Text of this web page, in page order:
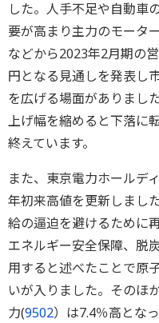
した。人手不足や自動車
要が高まり主力のモータ
などから2023年2月期の
円となる見通しを発表し
を広げる場面がありまし
上げ幅を縮めると下落に
終えています。
また、東京電力ホールデ
年初来高値を更新しまし
給の逼迫を避けるために
エネルギー安全保障、脱
用すると述べたことで原
いが入りました。そのほ
力(9502）は7.4％高とな